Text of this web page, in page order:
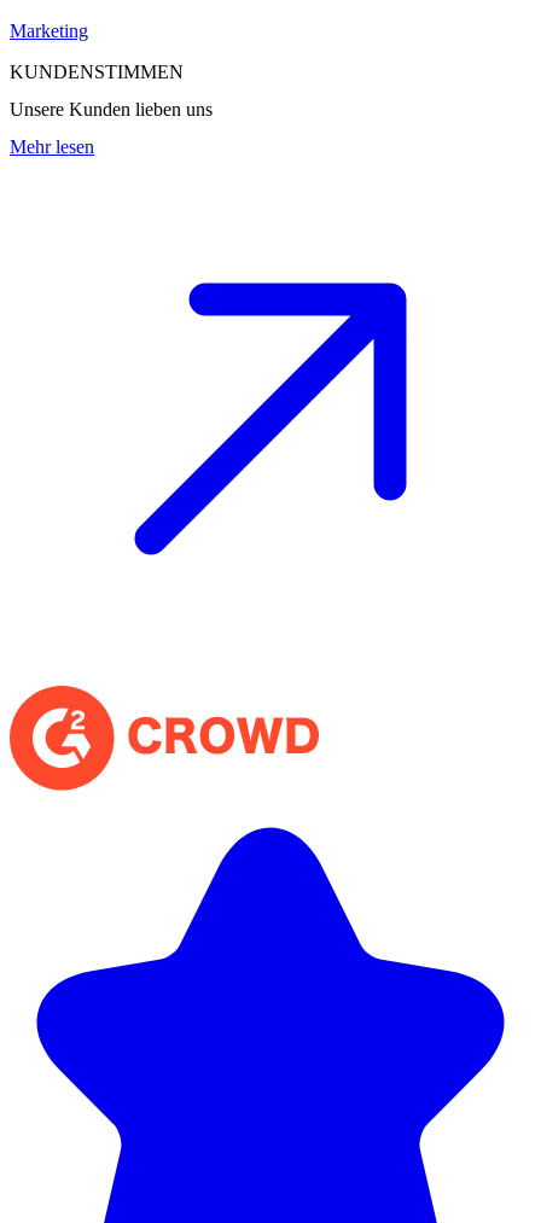
Marketing
KUNDENSTIMMEN
Unsere Kunden lieben uns
Mehr lesen